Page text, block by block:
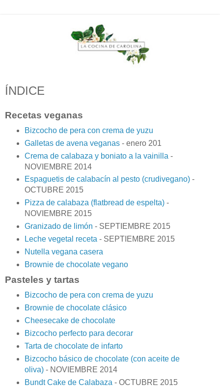
ÍNDICE
Recetas veganas
Bizcocho de pera con crema de yuzu
Galletas de avena veganas- enero 201
Crema de calabaza y boniato a la vainilla -
NOVIEMBRE 2014
Espaguetis de calabacín al pesto (crudivegano)-
OCTUBRE 2015
Pizza de calabaza (flatbread de espelta)-
NOVIEMBRE 2015
Granizado de limón - SEPTIEMBRE 2015
Leche vegetal receta - SEPTIEMBRE 2015
Nutella vegana casera
Brownie de chocolate vegano
Pasteles y tartas
Bizcocho de pera con crema de yuzu
Brownie de chocolate clásico
Cheesecake de chocolate
Bizcocho perfecto para decorar
Tarta de chocolate de infarto
Bizcocho básico de chocolate (con aceite de
oliva)- NOVIEMBRE 2014
Bundt Cake de Calabaza - OCTUBRE 2015